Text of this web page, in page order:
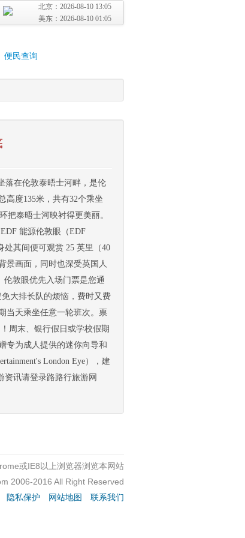
北京： 2026-08-10 13:05
美东： 2026-08-10 01:05
便民查询
落在伦敦泰晤士河畔，是伦
高度135米，共有32个乘坐
把泰晤士河映衬得更美丽。
能源伦敦眼（EDF
处其间便可观赏 25 英里（40
景画面，同时也深受英国人
伦敦眼优先入场门票是您通
大排长队的烦恼，费时又费
当天乘坐任意一轮班次。票
周末、银行假日或学校假期
专为成人提供的迷你向导和
London Eye），建
资讯请登录路路行旅游网
或IE8以上浏览器浏览本网站
2006-2016 All Right Reserved
隐私保护 网站地图 联系我们